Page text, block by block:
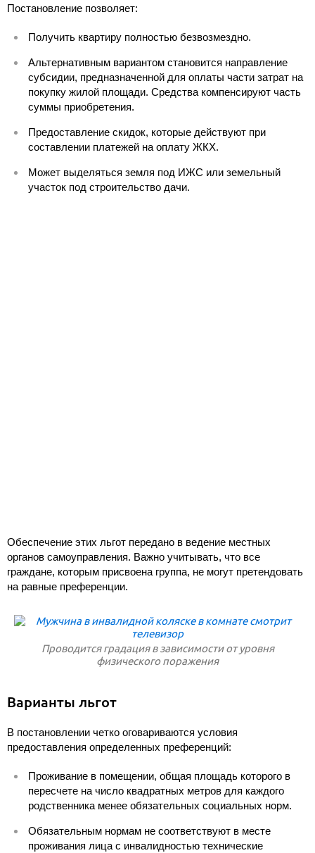
Постановление позволяет:
Получить квартиру полностью безвозмездно.
Альтернативным вариантом становится направление
субсидии, предназначенной для оплаты части затрат на
покупку жилой площади. Средства компенсируют часть
суммы приобретения.
Предоставление скидок, которые действуют при
составлении платежей на оплату ЖКХ.
Может выделяться земля под ИЖС или земельный
участок под строительство дачи.
Обеспечение этих льгот передано в ведение местных
органов самоуправления. Важно учитывать, что все
граждане, которым присвоена группа, не могут претендовать
на равные преференции.
Проводится градация в зависимости от уровня
физического поражения
Варианты льгот
В постановлении четко оговариваются условия
предоставления определенных преференций:
Проживание в помещении, общая площадь которого в
пересчете на число квадратных метров для каждого
родственника менее обязательных социальных норм.
Обязательным нормам не соответствуют в месте
проживания лица с инвалидностью технические